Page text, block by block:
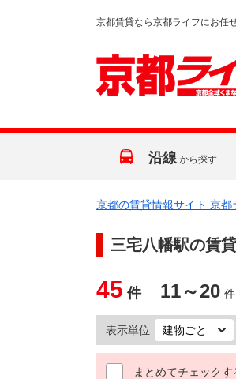
京都賃貸なら京都ライフにお任
沿線 から探す
京都の賃貸情報サイト 京都
三宅八幡駅の賃
45 件 11～20
表示単位
まとめてチェックす